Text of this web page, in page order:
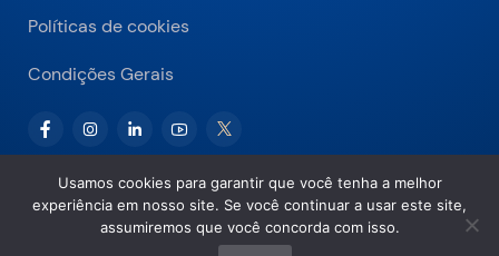
Políticas de cookies
Condições Gerais
Copyright © 2026 Bitnovo.com
Usamos cookies para garantir que você tenha a melhor
experiência em nosso site. Se você continuar a usar este site,
assumiremos que você concorda com isso.